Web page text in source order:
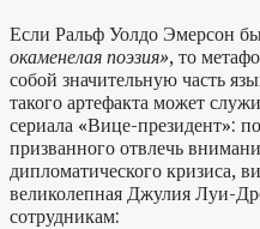
Если Ральф Уолдо Эмерсон
окаменелая поэзия», то
собой значительную часть
такого артефакта может
сериала «Вице-президент»:
призванного отвлечь
дипломатического кризиса,
великолепная Джулия Луи-
сотрудникам: